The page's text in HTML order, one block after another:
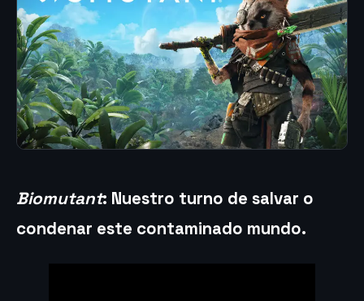
Biomutant: Nuestro turno de salvar o
condenar este contaminado mundo.